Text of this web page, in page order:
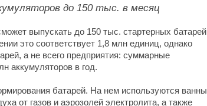
до 150 тыс. в месяц
выпускать до 150 тыс. стартерных батарей
это соответствует 1,8 млн единиц, однако
а не всего предприятия: суммарные
аккумуляторов в год.
батарей. На нем используются ванны
от газов и аэрозолей электролита, а также